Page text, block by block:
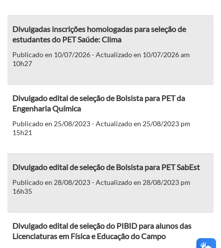
Divulgadas inscrições homologadas para seleção de
estudantes do PET Saúde: Clima
Publicado en 10/07/2026 - Actualizado en 10/07/2026 am
10h27
Divulgado edital de seleção de Bolsista para PET da
Engenharia Química
Publicado en 25/08/2023 - Actualizado en 25/08/2023 pm
15h21
Divulgado edital de seleção de Bolsista para PET SabEst
Publicado en 28/08/2023 - Actualizado en 28/08/2023 pm
16h35
Divulgado edital de seleção do PIBID para alunos das
Licenciaturas em Física e Educação do Campo